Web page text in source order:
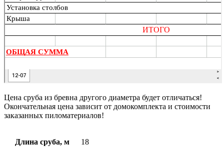
Цена сруба из бревна другого диаметра будет отличаться!
Окончательная цена зависит от домокомплекта и стоимости
заказанных пиломатериалов!
Длина сруба, м 18